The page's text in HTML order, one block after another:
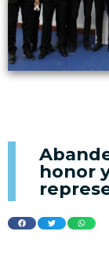
honor